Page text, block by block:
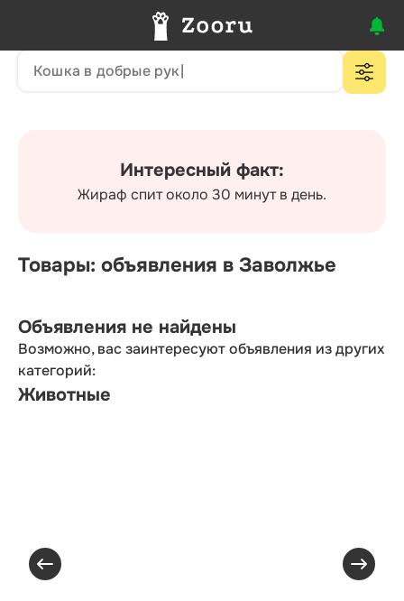
Интересный факт:
Жираф спит около 30 минут в день.
Товары: объявления в Заволжье
Объявления не найдены
Возможно, вас заинтересуют объявления из других
категорий:
Животные